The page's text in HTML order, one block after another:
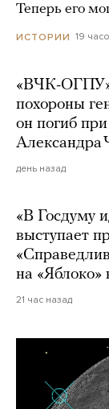
Теперь его
ИСТОРИИ 19
«ВЧК-
похороны
он погиб
Александра
день назад
«В Госдуму
выступает
на «Яблоко»
21 час назад